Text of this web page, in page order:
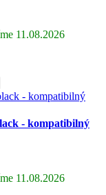
11.08.2026
- kompatibilný
11.08.2026